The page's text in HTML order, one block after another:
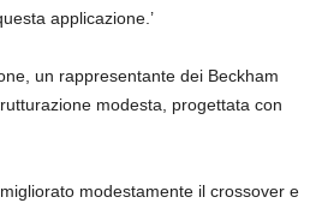
applicazione.’
un rappresentante dei Beckham
modesta, progettata con
modestamente il crossover e